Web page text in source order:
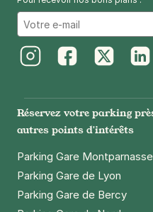
Réservez votre parking
autres points d'intérêts
Parking Gare Montparnasse
Parking Gare de Lyon
Parking Gare de Bercy